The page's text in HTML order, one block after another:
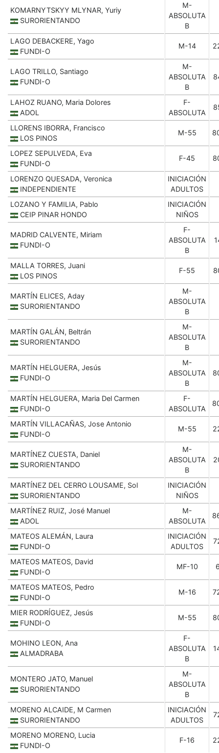
KOMARNYTSKYY MLYNAR, Yuriy
SURORIENTANDO
M-
ABSOLUTA
B
LAGO DEBACKERE, Yago
FUNDI-O
M-14
LAGO TRILLO, Santiago
FUNDI-O
M-
ABSOLUTA
B
LAHOZ RUANO, Maria Dolores
ADOL
F-
ABSOLUTA
LLORENS IBORRA, Francisco
LOS PINOS
M-55
LOPEZ SEPULVEDA, Eva
FUNDI-O
F-45
LORENZO QUESADA, Veronica
INDEPENDIENTE
INICIACIÓN
ADULTOS
LOZANO Y FAMILIA, Pablo
CEIP PINAR HONDO
INICIACIÓN
NIÑOS
MADRID CALVENTE, Miriam
FUNDI-O
F-
ABSOLUTA
B
MALLA TORRES, Juani
LOS PINOS
F-55
MARTÍN ELICES, Aday
SURORIENTANDO
M-
ABSOLUTA
B
MARTÍN GALÁN, Beltrán
SURORIENTANDO
M-
ABSOLUTA
B
MARTÍN HELGUERA, Jesús
FUNDI-O
M-
ABSOLUTA
B
MARTÍN HELGUERA, Maria Del Carmen
FUNDI-O
F-
ABSOLUTA
MARTÍN VILLACAÑAS, Jose Antonio
FUNDI-O
M-55
MARTÍNEZ CUESTA, Daniel
SURORIENTANDO
M-
ABSOLUTA
B
MARTÍNEZ DEL CERRO LOUSAME, Sol
SURORIENTANDO
INICIACIÓN
NIÑOS
MARTÍNEZ RUIZ, José Manuel
ADOL
M-
ABSOLUTA
MATEOS ALEMÁN, Laura
FUNDI-O
INICIACIÓN
ADULTOS
MATEOS MATEOS, David
FUNDI-O
MF-10
MATEOS MATEOS, Pedro
FUNDI-O
M-16
MIER RODRÍGUEZ, Jesús
FUNDI-O
M-55
MOHINO LEON, Ana
ALMADRABA
F-
ABSOLUTA
B
MONTERO JATO, Manuel
SURORIENTANDO
M-
ABSOLUTA
B
MORENO ALCAIDE, M Carmen
SURORIENTANDO
INICIACIÓN
ADULTOS
MORENO MORENO, Lucia
FUNDI-O
F-16